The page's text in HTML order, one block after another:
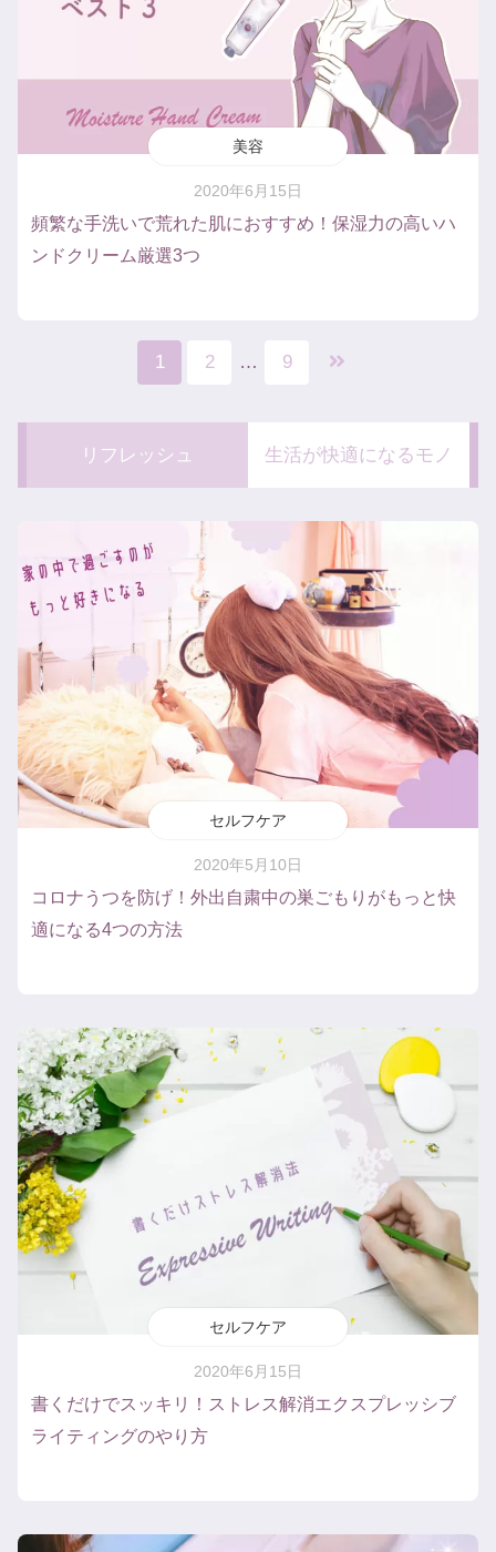
美容
2020年6月15日
頻繁な手洗いで荒れた肌におすすめ！保湿力の高いハ
ンドクリーム厳選3つ
1 2 … 9
リフレッシュ 生活が快適になるモノ
セルフケア
2020年5月10日
コロナうつを防げ！外出自粛中の巣ごもりがもっと快
適になる4つの方法
セルフケア
2020年6月15日
書くだけでスッキリ！ストレス解消エクスプレッシブ
ライティングのやり方